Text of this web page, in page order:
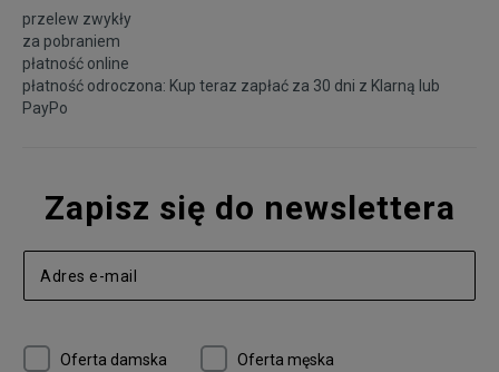
przelew zwykły
za pobraniem
płatność online
płatność odroczona: Kup teraz zapłać za 30 dni z Klarną lub
PayPo
Zapisz się do newslettera
Oferta damska Oferta męska